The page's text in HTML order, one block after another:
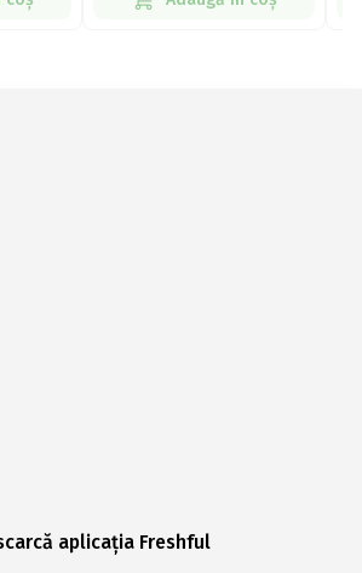
aplicația Freshful